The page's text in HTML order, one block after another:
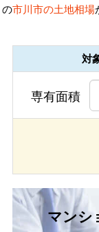
の市川市の土地相場
対
専有面積
マンシ